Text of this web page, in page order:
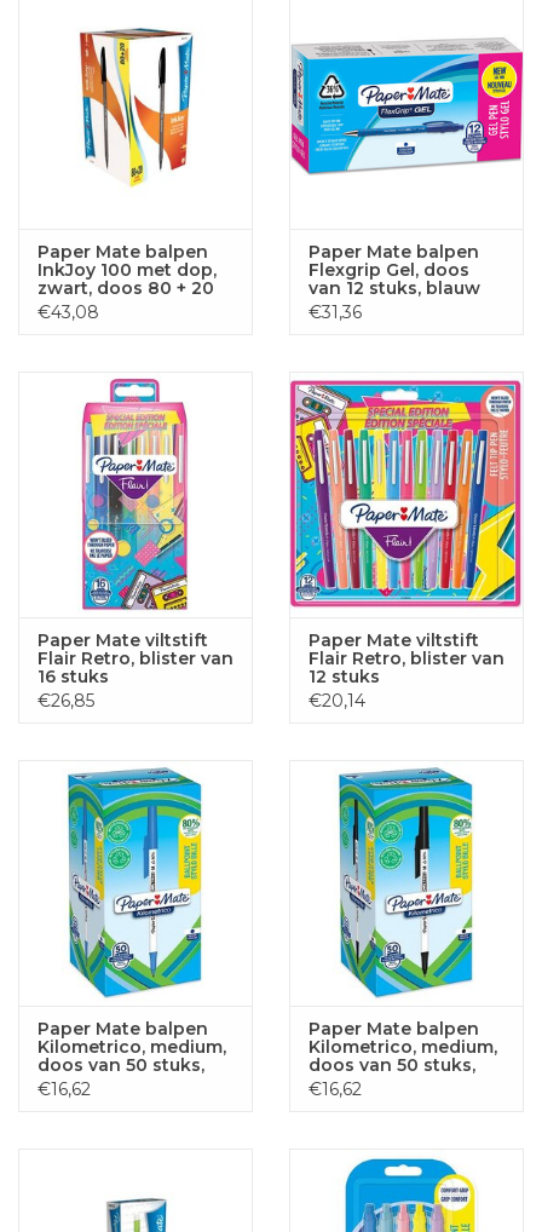
Paper Mate balpen
InkJoy 100 met dop,
zwart, doos 80 + 20
gratis
€43,08
Paper Mate balpen
Flexgrip Gel, doos
van 12 stuks, blauw
€31,36
Paper Mate viltstift
Flair Retro, blister van
16 stuks
€26,85
Paper Mate viltstift
Flair Retro, blister van
12 stuks
€20,14
Paper Mate balpen
Kilometrico, medium,
doos van 50 stuks,
blauw
€16,62
Paper Mate balpen
Kilometrico, medium,
doos van 50 stuks,
zwart
€16,62